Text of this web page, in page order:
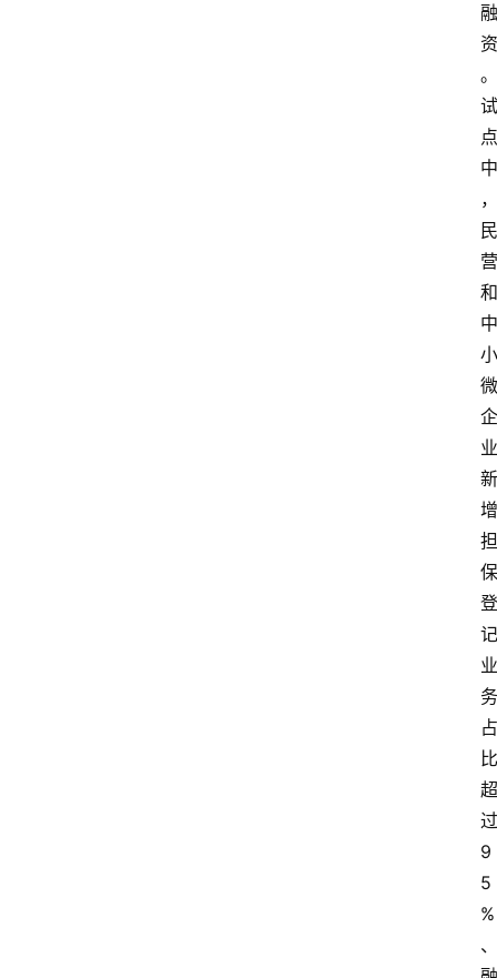
融
资
。
试
点
中
，
民
营
和
中
小
微
企
业
新
增
担
保
登
记
业
务
占
比
超
过
9
5
%
、